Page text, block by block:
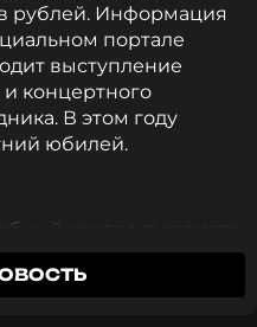
рублей. Информация
портале
выступление
концертного
В этом году
юбилей.
контракт артиста.
на Дне
Общая сумма